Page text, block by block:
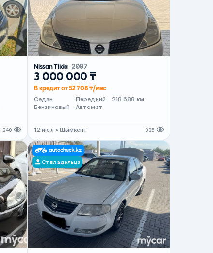
240
Nissan Tiida 2007
3 000 000 ₸
В кредит от 52 708 ₸/мес
Седан
Бензиновый
Передний
Автомат
218 688 км
12 июл • Шымкент 325
От владельца